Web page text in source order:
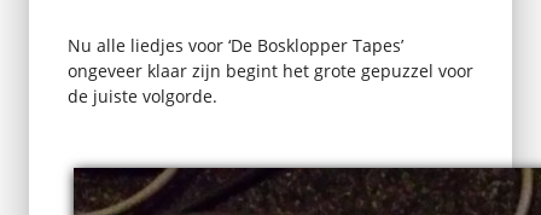
Nu alle liedjes voor ‘De Bosklopper Tapes’
ongeveer klaar zijn begint het grote gepuzzel voor
de juiste volgorde.